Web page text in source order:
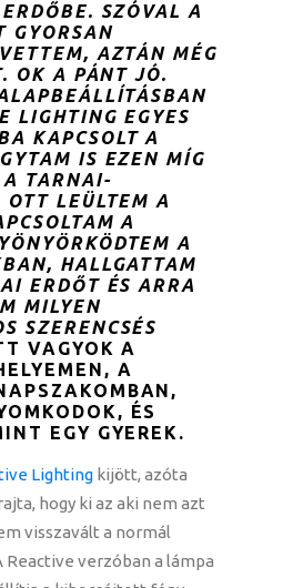
SZÓVAL A
GYORSAN
AZTÁN MÉG
OK A PÁNT JÓ.
LIGHTING EGYES
KAPCSOLT A
IS EZEN MÍG
A TARNAI-
OTT LEÜLTEM A
A
A
HALLGATTAM
ERDŐT ÉS ARRA
MILYEN
SZERENCSÉS
VAGYOK A
A
ÉS
EGY GYEREK.
Lighting kijött, azóta
hogy ki az aki nem azt
visszavált a normál
Reactive verzóban a lámpa